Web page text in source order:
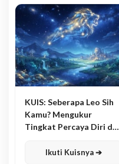
KUIS: Seberapa Leo Sih
Kamu? Mengukur
Tingkat Percaya Diri dan
Ikuti Kuisnya ➔